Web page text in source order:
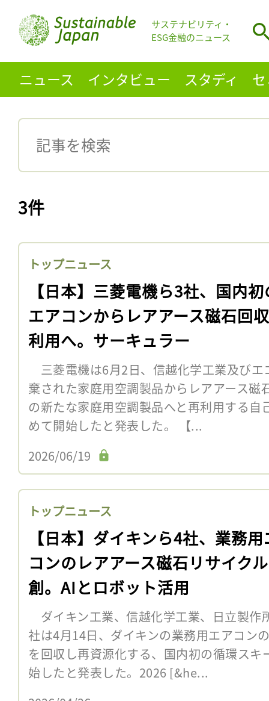
サステナビリティ・
ESG金融のニュース
ニュース インタビュー スタディ
3件
トップニュース
【日本】三菱電機ら3社、国内
エアコンからレアアース磁石回
利用へ。サーキュラー
三菱電機は6月2日、信越化学工業及び
棄された家庭用空調製品からレアアース磁
の新たな家庭用空調製品へと再利用する自
めて開始したと発表した。 【...
2026/06/19
トップニュース
【日本】ダイキンら4社、業務
コンのレアアース磁石リサイク
創。AIとロボット活用
ダイキン工業、信越化学工業、日立製作
社は4月14日、ダイキンの業務用エアコン
を回収し再資源化する、国内初の循環ス
始したと発表した。2026 [&he...